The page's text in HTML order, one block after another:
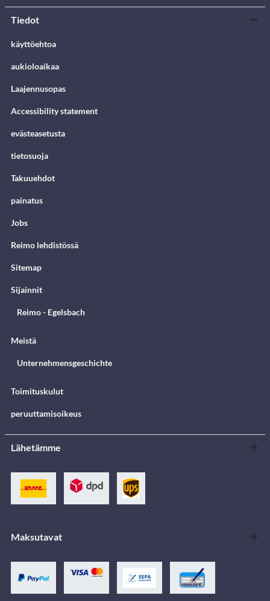
Tiedot
käyttöehtoa
aukioloaikaa
Laajennusopas
Accessibility statement
evästeasetusta
tietosuoja
Takuuehdot
painatus
Jobs
Reimo lehdistössä
Sitemap
Sijainnit
Reimo - Egelsbach
Meistä
Unternehmensgeschichte
Toimituskulut
peruuttamisoikeus
Lähetämme
Maksutavat